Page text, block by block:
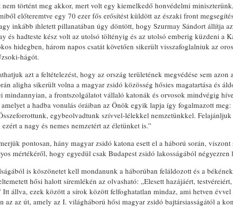
nem történt meg akkor, mert volt egy kiemelkedő honvédelmi
előteremtve egy 70 ezer fős erősítést küldött az északi front
inkább ihletett pillanatában úgy döntött, hogy Szurmay Sándort állítja
és hadteste kész volt az utolsó töltényig és az utolsó emberig küzdeni a
hidegben, három napos csatát követően sikerült visszafoglalniuk az
hágót.
azt a feltételezést, hogy az ország területének megvédése sem azon
aligha sikerült volna a magyar zsidó közösség hősies magatartása és
mindannyian, a frontszolgálatot vállaló katonák és orvosok mindvégig
a hadba vonulás óráiban az Önök egyik lapja így fogalmazott
egybeolvadtunk szívvel-lélekkel nemzetünkkel. Felajánljuk
a nagy és nemes nemzetért az életünket is.”
pontosan, hány magyar zsidó katona esett el a háború során,
mértékéről, hogy egyedül csak Budapest zsidó lakosságából négyezren
is köszönetet kell mondanunk a háborúban feláldozott és a
hősi halott síremlékén az olvasható: „Elesett hazájáért,
Itt állva, ezek között a sírok között felfoghatatlan mindaz, ami hetven
az az út, amely az I. világháború hősi magyar zsidó bajtársiasságától a